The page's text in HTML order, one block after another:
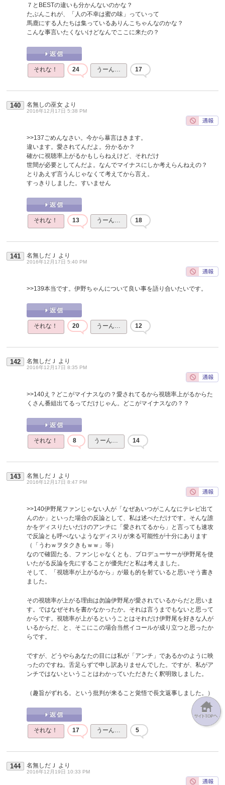
７とBESTの違いも分かんないのかな？
たぶんこれが、「人の不幸は蜜の味」っていって
馬鹿にする人たちは集っているありんこちゃんなのかな？
こんな事言いたくないけどなんでここに来たの？
それな！ 24 うーん… 17
140 名無しの巫女 より
2016年12月17日 5:38 PM
>>137ごめんなさい。今から暴言はきます。
違います。愛されてんだよ。分かるか？
確かに視聴率上がるかもしらねえけど、それだけ
世間が必要としてんだよ。なんでマイナスにしか考えらんねえの？
とりあえず言うんじゃなくて考えてから言え。
すっきりしました。すいません
それな！ 13 うーん… 18
141 名無しだＪ より
2016年12月17日 5:40 PM
>>139本当です。伊野ちゃんについて良い事を語り合いたいです。
それな！ 20 うーん… 12
142 名無しだＪ より
2016年12月17日 8:35 PM
>>140え？どこがマイナスなの？愛されてるから視聴率上がるからた
くさん番組出てるってだけじゃん。どこがマイナスなの？？
それな！ 8 うーん… 14
143 名無しだＪ より
2016年12月17日 8:47 PM
>>140伊野尾ファンじゃない人が「なぜあいつがこんなにテレビ出て
んのか」といった場合の反論として、私は述べただけです。そんな誰
かをディスりたいだけのアンチに「愛されてるから」と言っても速攻
で反論とも呼べないようなディスりが来る可能性が十分にあります
（「うわｗヲタクきもｗｗ」等）
なので確固たる、ファンじゃなくとも、プロデューサーが伊野尾を使
いたがる反論を先にすることが優先だと私は考えました。
そして、「視聴率が上がるから」が最も的を射ていると思いそう書き
ました。
その視聴率が上がる理由は勿論伊野尾が愛されているからだと思いま
す。ではなぜそれを書かなかったか。それは言うまでもないと思って
からです。視聴率が上がるということはそれだけ伊野尾を好きな人が
いるからだ、と、そこにこの場合当然イコールが成り立つと思ったか
らです。
ですが、どうやらあなたの目には私が「アンチ」であるかのように映
ったのですね。舌足らずで申し訳ありませんでした。ですが、私がア
ンチではないということはわかっていただきたく釈明致しました。
（趣旨がずれる。という批判が来ること覚悟で長文返事しました。）
それな！ 17 うーん… 5
144 名無しだＪ より
2016年12月19日 10:33 PM